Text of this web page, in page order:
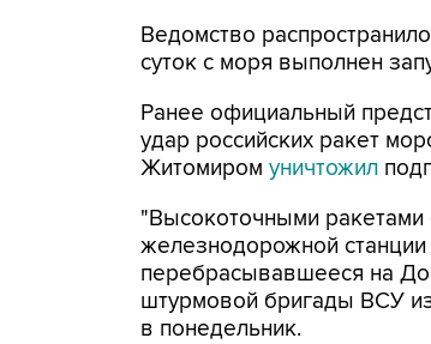
Ведомство
суток с моря выполнен
Ранее официальный
удар российских ракет
Житомиром уничтожил
"Высокоточными ракетами
железнодорожной
перебрасывавшееся на
штурмовой бригады ВСУ
в понедельник.